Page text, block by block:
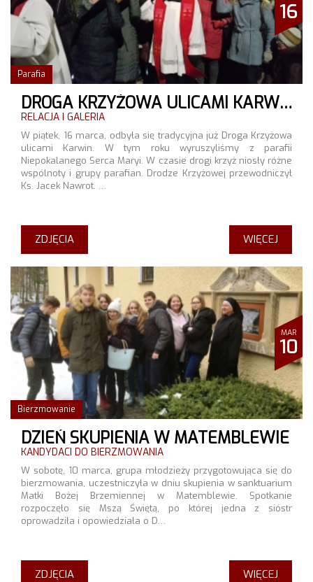
16
Parafia
DROGA KRZYŻOWA ULICAMI KARWIN
RELACJA I GALERIA
W piątek, 16 marca, odbyła się tradycyjna już Droga Krzyżowa
ulicami Karwin. W tym roku wyruszyliśmy z parafii
Niepokalanego Serca Maryi. W czasie drogi krzyż niosły różne
wspólnoty i grupy parafian. Drodze Krzyżowej przewodniczył
Ks. Jacek Nawrot. …
WIĘCEJ
ZDJĘCIA
MAR
10
Bierzmowanie
DZIEŃ SKUPIENIA W MATEMBLEWIE
KANDYDACI DO BIERZMOWANIA
W sobotę, 10 marca, grupa młodzieży przygotowująca się do
bierzmowania, uczestniczyła w dniu skupienia w sanktuarium
Matki Bożej Brzemiennej w Matemblewie. Spotkanie
rozpoczęło się Mszą Świętą, po której jedna z sióstr
oprowadziła i opowiedziała o D…
WIĘCEJ
ZDJĘCIA